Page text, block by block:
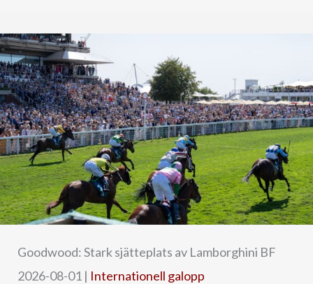
Goodwood: Stark sjätteplats av Lamborghini BF
2026-08-01 | Internationell galopp